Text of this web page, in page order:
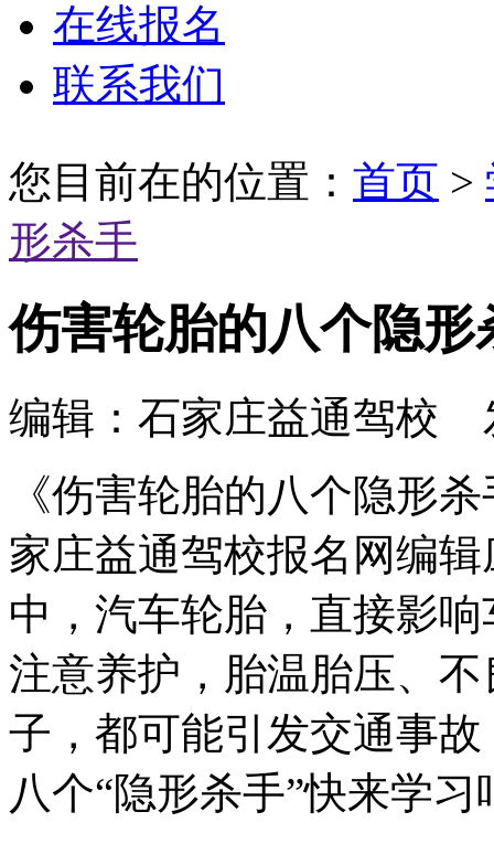
在线报名
联系我们
您目前在的位置： 首页 >
形杀手
伤害轮胎的八个隐形
编辑：石家庄益通驾校
《伤害轮胎的八个隐形
家庄益通驾校报名网编
中，汽车轮胎，直接影
注意养护，胎温胎压、
子，都可能引发交通事
八个“隐形杀手”快来学习